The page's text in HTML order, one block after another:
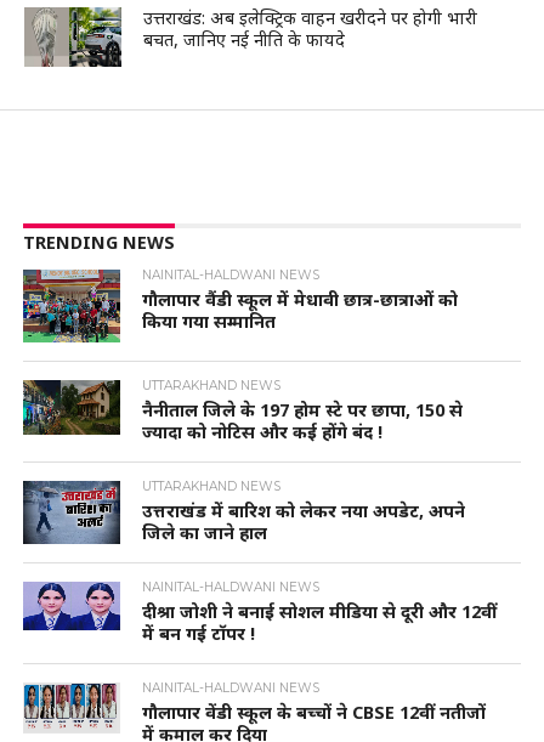
उत्तराखंड: अब इलेक्ट्रिक वाहन खरीदने पर होगी भारी
बचत, जानिए नई नीति के फायदे
TRENDING NEWS
NAINITAL-HALDWANI NEWS
गौलापार वैंडी स्कूल में मेधावी छात्र-छात्राओं को
किया गया सम्मानित
UTTARAKHAND NEWS
नैनीताल जिले के 197 होम स्टे पर छापा, 150 से
ज्यादा को नोटिस और कई होंगे बंद !
UTTARAKHAND NEWS
उत्तराखंड में बारिश को लेकर नया अपडेट, अपने
जिले का जाने हाल
NAINITAL-HALDWANI NEWS
दीश्रा जोशी ने बनाई सोशल मीडिया से दूरी और 12वीं
में बन गई टॉपर !
NAINITAL-HALDWANI NEWS
गौलापार वेंडी स्कूल के बच्चों ने CBSE 12वीं नतीजों
में कमाल कर दिया